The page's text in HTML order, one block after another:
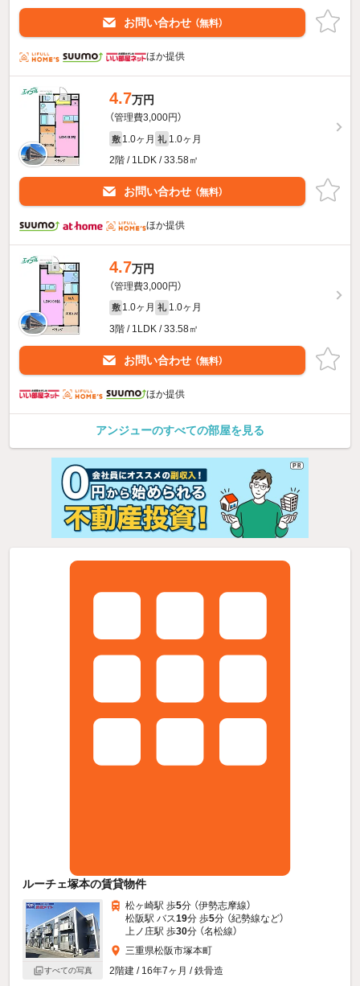
お問い合わせ （無料）
ほか提供
4.7万円
（管理費3,000円）
敷 1.0ヶ月 礼 1.0ヶ月
2階 / 1LDK / 33.58㎡
お問い合わせ （無料）
ほか提供
4.7万円
（管理費3,000円）
敷 1.0ヶ月 礼 1.0ヶ月
3階 / 1LDK / 33.58㎡
お問い合わせ （無料）
ほか提供
アンジューのすべての部屋を見る
ルーチェ塚本の賃貸物件
すべての写真
松ヶ崎駅 歩5分 （伊勢志摩線）
松阪駅 バス19分 歩5分 （紀勢線など）
上ノ庄駅 歩30分 （名松線）
三重県松阪市塚本町
2階建 / 16年7ヶ月 / 鉄骨造